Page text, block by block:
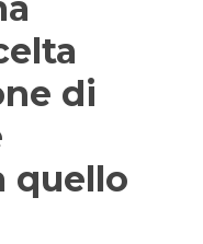
di
quello